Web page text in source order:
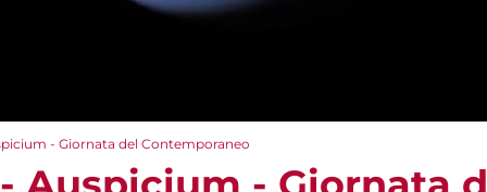
- Giornata del Contemporaneo